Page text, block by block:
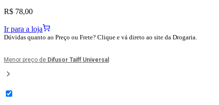
R$ 78,00
Ir para a loja
Dúvidas quanto ao Preço ou Frete? Clique e vá direto ao site da Drogaria.
Menor preço de Difusor Taiff Universal